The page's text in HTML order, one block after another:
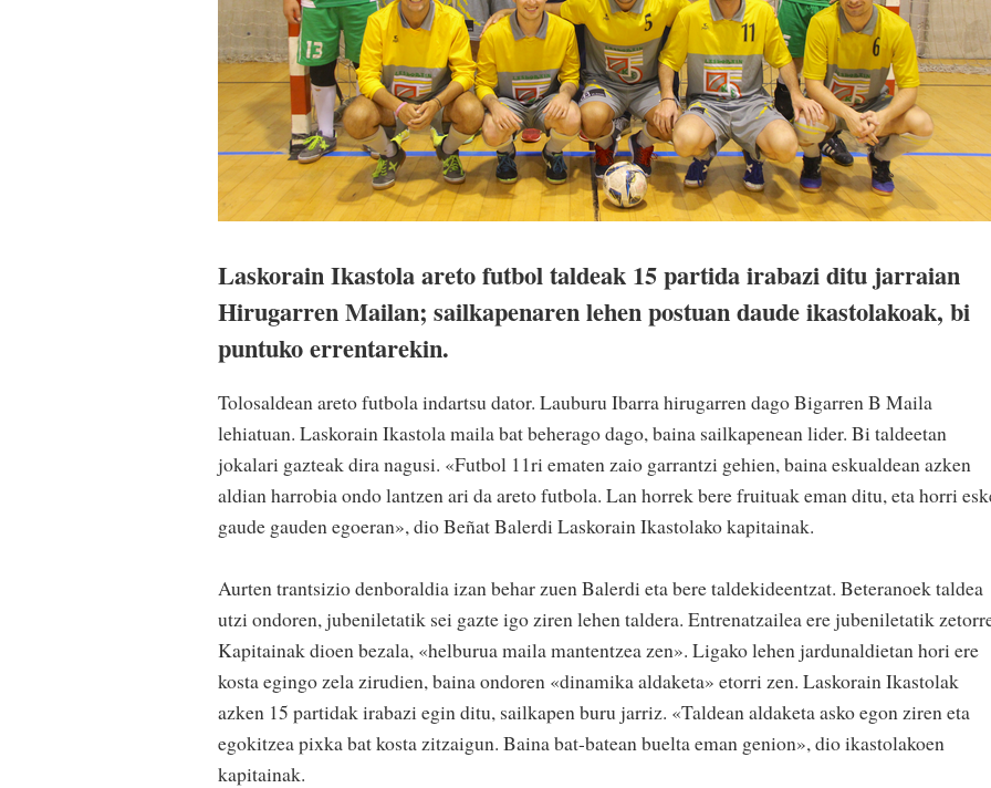
Laskorain Ikastola areto futbol taldeak 15 partida irabazi ditu jarraian
Hirugarren Mailan; sailkapenaren lehen postuan daude ikastolakoak, bi
puntuko errentarekin.
Tolosaldean areto futbola indartsu dator. Lauburu Ibarra hirugarren dago Bigarren B Maila
lehiatuan. Laskorain Ikastola maila bat beherago dago, baina sailkapenean lider. Bi taldeetan
jokalari gazteak dira nagusi. «Futbol 11ri ematen zaio garrantzi gehien, baina eskualdean azken
aldian harrobia ondo lantzen ari da areto futbola. Lan horrek bere fruituak eman ditu, eta horri
gaude gauden egoeran», dio Beñat Balerdi Laskorain Ikastolako kapitainak.
Aurten trantsizio denboraldia izan behar zuen Balerdi eta bere taldekideentzat. Beteranoek taldea
utzi ondoren, jubeniletatik sei gazte igo ziren lehen taldera. Entrenatzailea ere jubeniletatik
Kapitainak dioen bezala, «helburua maila mantentzea zen». Ligako lehen jardunaldietan hori ere
kosta egingo zela zirudien, baina ondoren «dinamika aldaketa» etorri zen. Laskorain Ikastolak
azken 15 partidak irabazi egin ditu, sailkapen buru jarriz. «Taldean aldaketa asko egon ziren eta
egokitzea pixka bat kosta zitzaigun. Baina bat-batean buelta eman genion», dio ikastolakoen
kapitainak.